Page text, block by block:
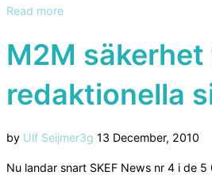
Read more“Bloggserierna
M2M
redaktionella
by Ulf Seijmer3g Posted
13 December, 2010
Nu landar snart SKEF News nr 4 i de